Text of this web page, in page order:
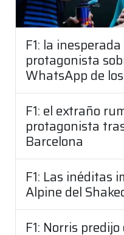
F1: la
protagonista
WhatsApp de
F1: el extraño
protagonista
Barcelona
F1: Las inéditas
Alpine del
F1: Norris